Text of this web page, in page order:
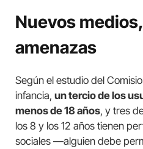
Nuevos
amenazas
Según el estudio del
infancia, un tercio de los
menos de 18 años, y tres
los 8 y los 12 años tienen
sociales —alguien debe